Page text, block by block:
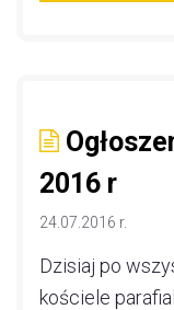
2016 r
24.07.2016 r.
Dzisiaj po
kościele